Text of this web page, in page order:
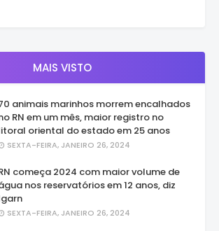
MAIS VISTO
animais marinhos morrem encalhados
RN em um mês, maior registro no
oriental do estado em 25 anos
SEXTA-FEIRA, JANEIRO 26, 2024
começa 2024 com maior volume de
nos reservatórios em 12 anos, diz
SEXTA-FEIRA, JANEIRO 26, 2024